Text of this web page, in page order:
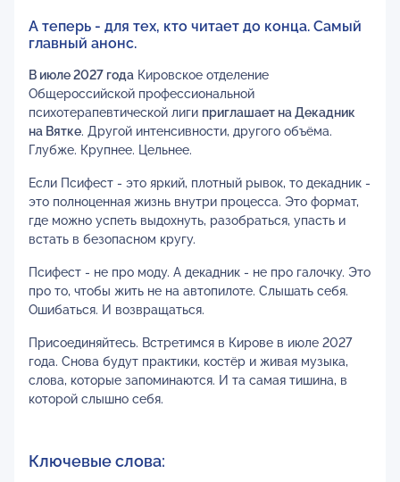
А теперь - для тех, кто читает до конца. Самый
главный анонс.
В июле 2027 года Кировское отделение
Общероссийской профессиональной
психотерапевтической лиги приглашает на Декадник
на Вятке. Другой интенсивности, другого объёма.
Глубже. Крупнее. Цельнее.
Если Псифест - это яркий, плотный рывок, то декадник -
это полноценная жизнь внутри процесса. Это формат,
где можно успеть выдохнуть, разобраться, упасть и
встать в безопасном кругу.
Псифест - не про моду. А декадник - не про галочку. Это
про то, чтобы жить не на автопилоте. Слышать себя.
Ошибаться. И возвращаться.
Присоединяйтесь. Встретимся в Кирове в июле 2027
года. Снова будут практики, костёр и живая музыка,
слова, которые запоминаются. И та самая тишина, в
которой слышно себя.
Ключевые слова: